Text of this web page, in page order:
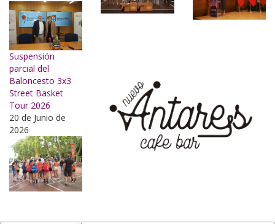
Suspensión
parcial del
Baloncesto 3x3
Street Basket
Tour 2026
20 de Junio de
2026